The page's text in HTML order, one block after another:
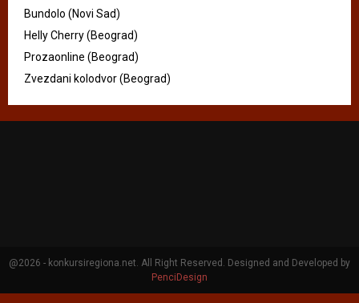
Bundolo (Novi Sad)
Helly Cherry (Beograd)
Prozaonline (Beograd)
Zvezdani kolodvor (Beograd)
@2026 - konkursiregiona.net. All Right Reserved. Designed and Developed by
PenciDesign